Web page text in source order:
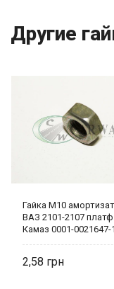
Другие
Гайка М10
ВАЗ 2101-2107
Камаз 0001-0021647-
2,58